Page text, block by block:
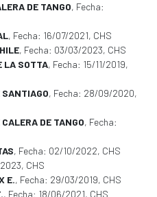
DE TANGO, Fecha:
, Fecha: 16/07/2021, CHS
, Fecha: 03/03/2023, CHS
LA SOTTA, Fecha: 15/11/2019,
SANTIAGO, Fecha: 28/09/2020,
DE TANGO, Fecha:
, Fecha: 02/10/2022, CHS
CHS
E., Fecha: 29/03/2019, CHS
, Fecha: 18/06/2021, CHS